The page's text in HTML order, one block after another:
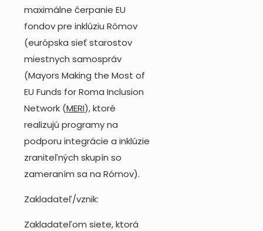
maximálne čerpanie EU
fondov pre inklúziu Rómov
(európska sieť starostov
miestnych samospráv
(Mayors Making the Most of
EU Funds for Roma Inclusion
Network (MERI),ktoré
realizujú programy na
podporu integrácie a inklúzie
zraniteľných skupín so
zameraním sa na Rómov).
Zakladateľ/vznik:
Zakladateľom siete, ktorá